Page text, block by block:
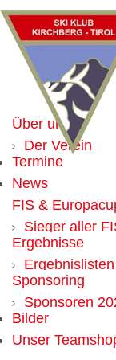
Über uns
Der Verein
Mitglied werden
Vorteile für
Vorstand
Chronik
Alle
Termine
News
FIS &
Sieger aller
Weltcup
Ergebnisse
Ergebnislisten
Ergebnislisten
Ergebnislisten
Sponsoring
Sponsoren
Bilder
Unser